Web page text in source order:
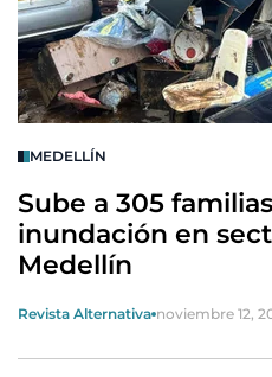
MEDELLÍN
Sube a 305
inundación en
Medellín
Revista Alternativa noviembre 12,